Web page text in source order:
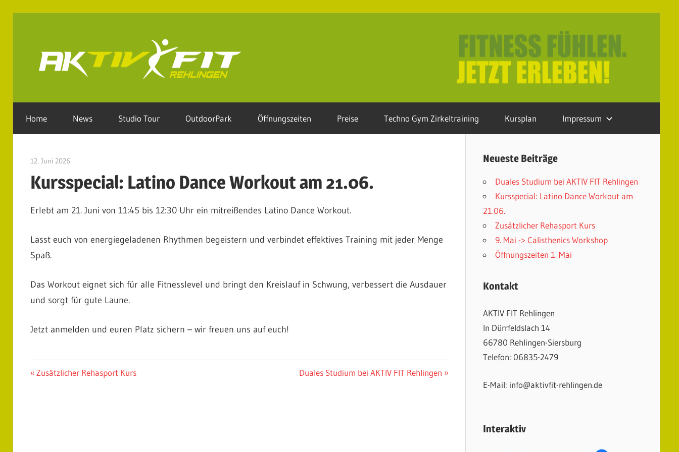
springen
Home News Studio Tour OutdoorPark Öffnungszeiten Preise Techno Gym Zirkeltraining Kursplan Impressum
12. Juni 2026aktivfit
Kursspecial: Latino Dance Workout am 21.06.
Erlebt am 21. Juni von 11:45 bis 12:30 Uhr ein mitreißendes Latino Dance Workout.
Lasst euch von energiegeladenen Rhythmen begeistern und verbindet effektives Training mit jeder Menge
Spaß.
Das Workout eignet sich für alle Fitnesslevel und bringt den Kreislauf in Schwung, verbessert die Ausdauer
und sorgt für gute Laune.
Jetzt anmelden und euren Platz sichern – wir freuen uns auf euch!
UNCATEGORIZED
Beitragsnavigation
Vorheriger
Zusätzlicher Rehasport Kurs
Nächster
Duales Studium bei AKTIV FIT Rehlingen
Neueste Beiträge
Duales Studium bei AKTIV FIT Rehlingen
Kursspecial: Latino Dance Workout am
21.06.
Zusätzlicher Rehasport Kurs
9. Mai -> Calisthenics Workshop
Öffnungszeiten 1. Mai
Kontakt
AKTIV FIT Rehlingen
In Dürrfeldslach 14
66780 Rehlingen-Siersburg
Telefon: 06835-2479
E-Mail: info@aktivfit-rehlingen.de
Interaktiv